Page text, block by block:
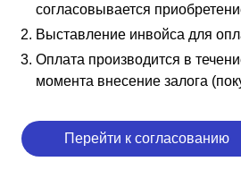
согласовывается
Выставление инвойса для
Оплата производится в
момента внесение залога
Перейти к согласованию